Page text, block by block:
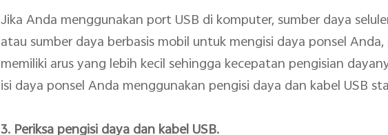
Jika Anda menggunakan port USB di komputer, sumber daya
atau sumber daya berbasis mobil untuk mengisi daya ponsel
memiliki arus yang lebih kecil sehingga kecepatan pengisian
isi daya ponsel Anda menggunakan pengisi daya dan kabel USB